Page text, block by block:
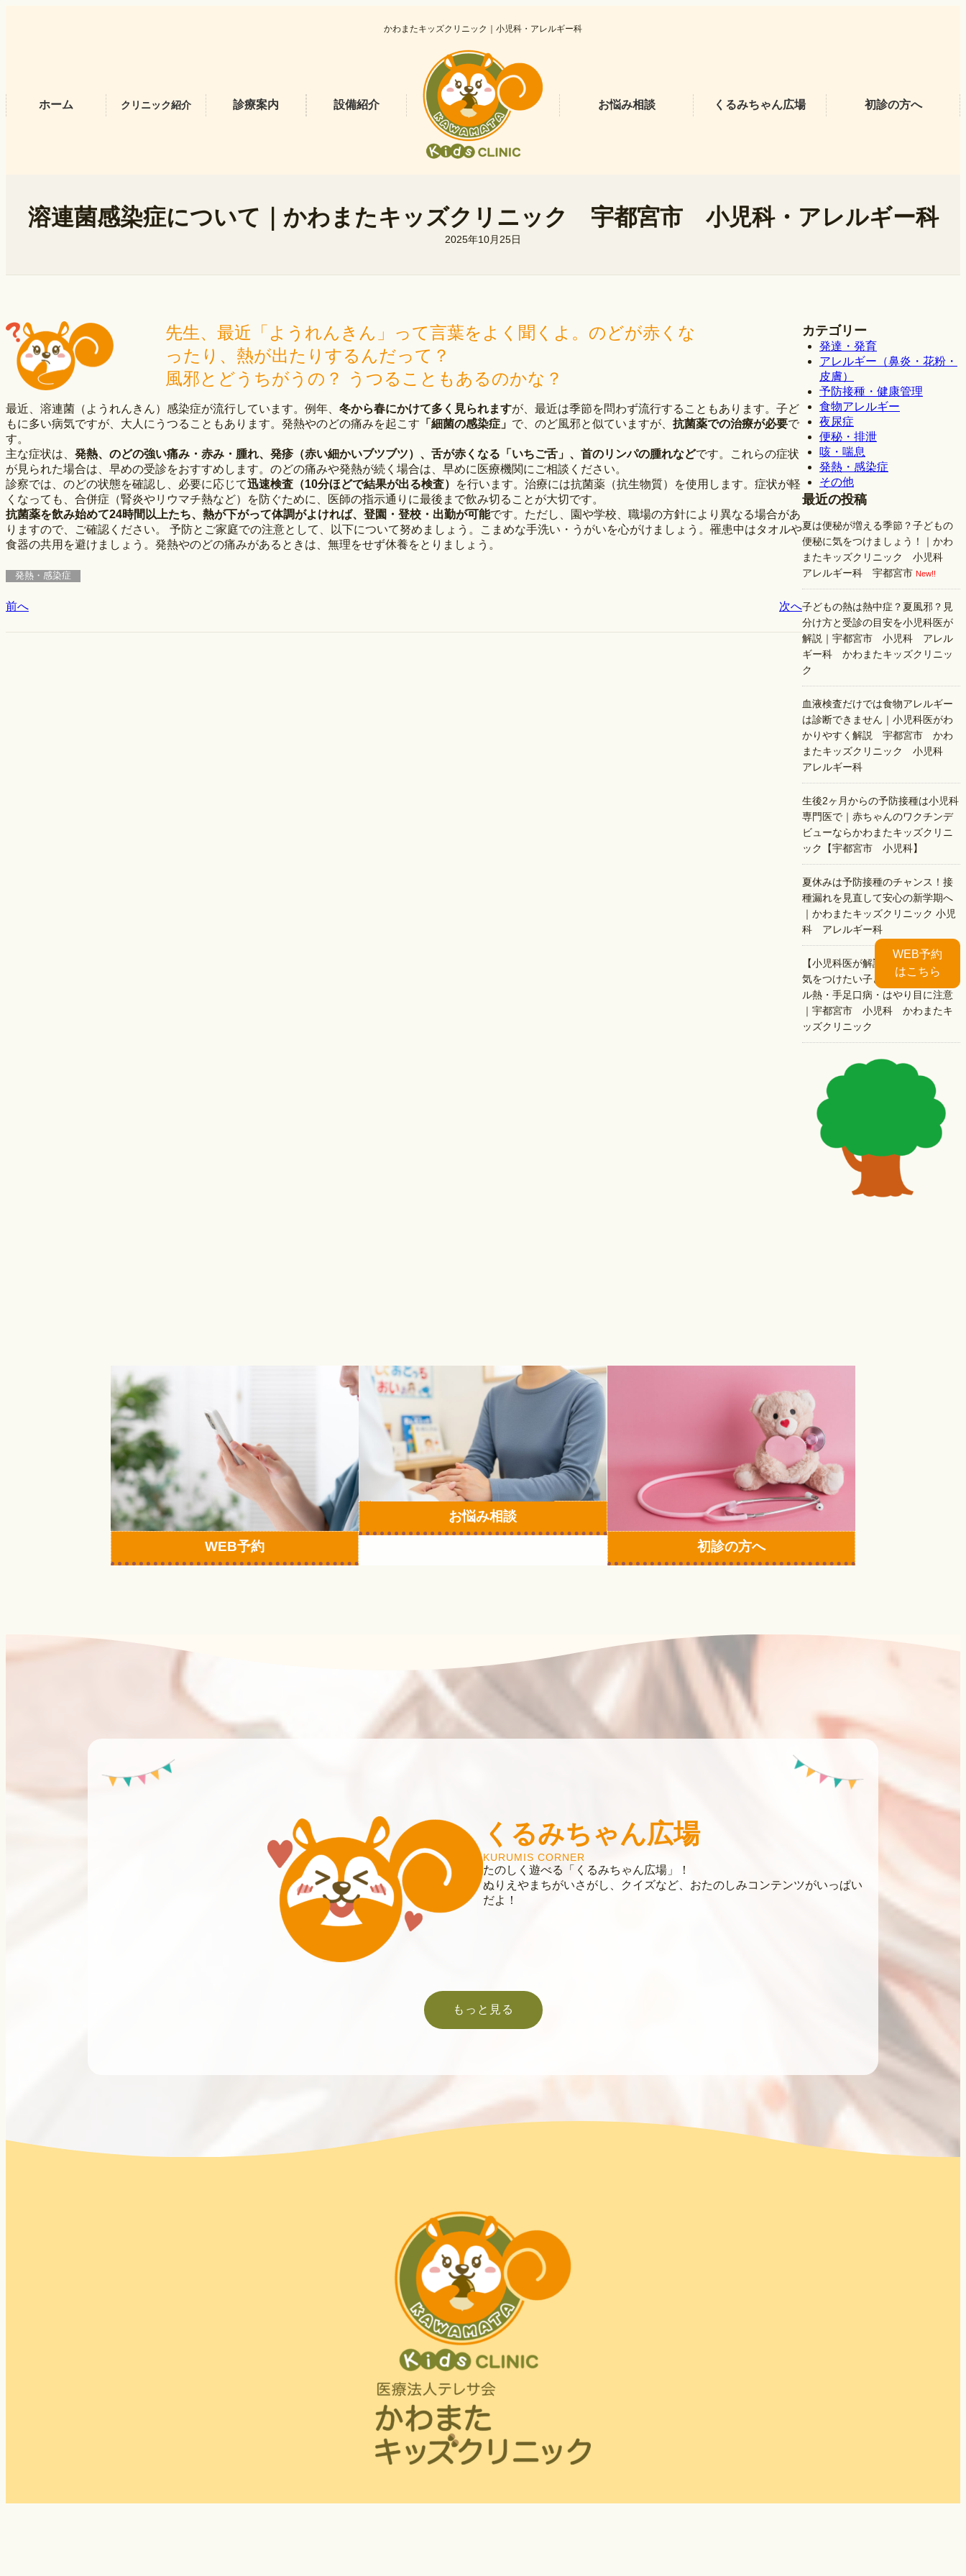
プ
かわまたキッズクリニック｜小児科・アレルギー科
ホーム クリニック紹介 診療案内 設備紹介 お悩み相談 くるみちゃん広場 初診の方へ
溶連菌感染症について｜かわまたキッズクリニック 宇都宮市 小児科・アレルギー科
2025年10月25日
先生、最近「ようれんきん」って言葉をよく聞くよ。のどが赤くな
ったり、熱が出たりするんだって？
風邪とどうちがうの？ うつることもあるのかな？
最近、溶連菌（ようれんきん）感染症が流行しています。例年、 冬から春にかけて多く見られますが、最近は季節を問わず流行することもあります。子ど
もに多い病気ですが、大人にうつることもあります。発熱やのどの痛みを起こす 「細菌の感染症」 で、のど風邪と似ていますが、 抗菌薬での治療が必要で
す。
主な症状は、 発熱、のどの強い痛み・赤み・腫れ、発疹（赤い細かいブツブツ）、舌が赤くなる「いちご舌」、首のリンパの腫れなどです。これらの症状
が見られた場合は、早めの受診をおすすめします。のどの痛みや発熱が続く場合は、早めに医療機関にご相談ください。
診察では、のどの状態を確認し、必要に応じて迅速検査（10分ほどで結果が出る検査）
を行います。治療には抗菌薬（抗生物質）を使用します。症状が軽
くなっても、合併症（腎炎やリウマチ熱など）を防ぐために、医師の指示通りに最後まで飲み切ることが大切です。
抗菌薬を飲み始めて24時間以上たち、熱が下がって体調がよければ、登園・登校・出勤が可能です。ただし、園や学校、職場の方針により異なる場合があ
りますので、ご確認ください。 予防とご家庭での注意として、以下について努めましょう。こまめな手洗い・うがいを心がけましょう。罹患中はタオルや
食器の共用を避けましょう。発熱やのどの痛みがあるときは、無理をせず休養をとりましょう。
発熱・感染症
前へ 次へ
カテゴリー
発達・発育
アレルギー（鼻炎・花粉・
皮膚）
予防接種・健康管理
食物アレルギー
夜尿症
便秘・排泄
咳・喘息
発熱・感染症
その他
最近の投稿
夏は便秘が増える季節？子どもの
便秘に気をつけましょう！｜かわ
またキッズクリニック 小児科
アレルギー科 宇都宮市 New!!
子どもの熱は熱中症？夏風邪？見
分け方と受診の目安を小児科医が
解説｜宇都宮市 小児科 アレル
ギー科 かわまたキッズクリニッ
ク
血液検査だけでは食物アレルギー
は診断できません｜小児科医がわ
かりやすく解説 宇都宮市 かわ
またキッズクリニック 小児科
アレルギー科
生後2ヶ月からの予防接種は小児科
専門医で｜赤ちゃんのワクチンデ
ビューならかわまたキッズクリニ
ック【宇都宮市 小児科】
夏休みは予防接種のチャンス！接
種漏れを見直して安心の新学期へ
｜かわまたキッズクリニック 小児
科 アレルギー科
【小児科医が解説】夏のプールで
気をつけたい子どもの病気｜プー
ル熱・手足口病・はやり目に注意
｜宇都宮市 小児科 かわまたキ
ッズクリニック
ラ
ム
リ
ン
ク
WEB予約
カ
ム
お悩み相談
カ
初診の方へ
くるみちゃん広場
KURUMIS CORNER
たのしく遊べる「くるみちゃん広場」！
ぬりえやまちがいさがし、クイズなど、おたのしみコンテンツがいっぱい
だよ！
もっと見る
WEB予約
はこちら